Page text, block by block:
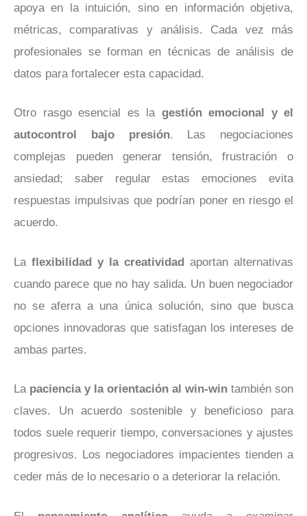
apoya en la intuición, sino en información objetiva,
métricas, comparativas y análisis. Cada vez más
profesionales se forman en técnicas de análisis de
datos para fortalecer esta capacidad.
Otro rasgo esencial es lagestión emocional y el
autocontrol bajo presión. Las negociaciones
complejas pueden generar tensión, frustración o
ansiedad; saber regular estas emociones evita
respuestas impulsivas que podrían poner en riesgo el
acuerdo.
La flexibilidad y la creatividad aportan alternativas
cuando parece que no hay salida. Un buen negociador
no se aferra a una única solución, sino que busca
opciones innovadoras que satisfagan los intereses de
ambas partes.
La paciencia y la orientación al win-win también son
claves. Un acuerdo sostenible y beneficioso para
todos suele requerir tiempo, conversaciones y ajustes
progresivos. Los negociadores impacientes tienden a
ceder más de lo necesario o a deteriorar la relación.